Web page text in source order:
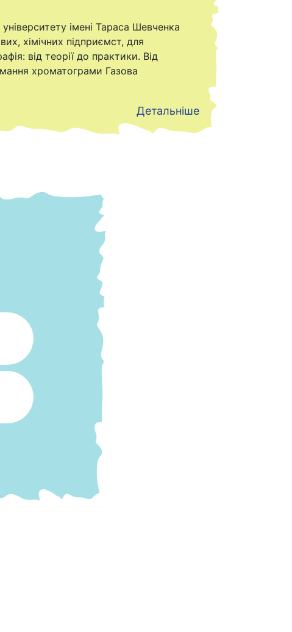
імені Тараса Шевченка
хімічних підприємст, для
від теорії до практики. Від
хроматограми Газова
Детальніше